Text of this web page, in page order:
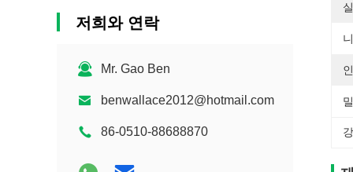
저희와 연락
Mr. Gao Ben
benwallace2012@hotmail.com
86-0510-88688870